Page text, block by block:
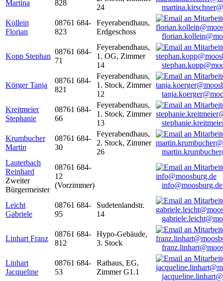
Martina
828
24
Kollein
Florian
08761 684-
823
Feyerabendhaus,
Erdgeschoss
Kopp Stephan
08761 684-
71
Feyerabendhaus,
1. OG, Zimmer
14
Körger Tanja
08761 684-
821
Feyerabendhaus,
1. Stock, Zimmer
12
Kreitmeier
Stephanie
08761 684-
66
Feyerabendhaus,
1. Stock, Zimmer
13
Krumbucher
Martin
08761 684-
30
Feyerabendhaus,
2. Stock, Zimmer
26
Lauterbach
Reinhard
Zweiter
Bürgermeister
08761 684-
12
(Vorzimmer)
info@moosburg.de
Leicht
Gabriele
08761 684-
95
Sudetenlandstr.
14
Linhart Franz
08761 684-
812
Hypo-Gebäude,
3. Stock
Linhart
Jacqueline
08761 684-
53
Rathaus, EG,
Zimmer G1.1